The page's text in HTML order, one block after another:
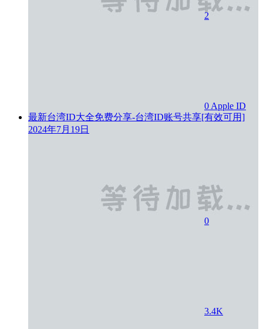
2
0 Apple ID
最新台湾ID大全免费分享-台湾ID账号共享[有效可用]
2024年7月19日
0
3.4K